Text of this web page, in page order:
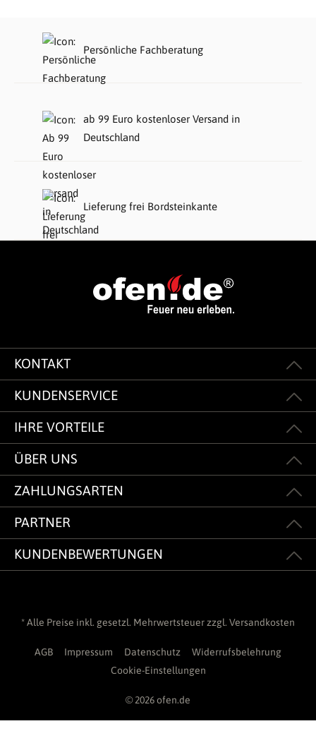
Persönliche Fachberatung
ab 99 Euro kostenloser Versand in
Deutschland
Lieferung frei Bordsteinkante
KONTAKT
KUNDENSERVICE
IHRE VORTEILE
ÜBER UNS
ZAHLUNGSARTEN
PARTNER
KUNDENBEWERTUNGEN
* Alle Preise inkl. gesetzl. Mehrwertsteuer zzgl. Versandkosten
AGB Impressum Datenschutz
Widerrufsbelehrung
Cookie-Einstellungen
© 2026 ofen.de